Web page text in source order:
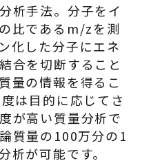
析手法。分子をイ
比であるm/zを測
化した分子にエネ
合を切断すること
量の情報を得るこ
は目的に応じてさ
が高い質量分析で
質量の100万分の1
析が可能です。